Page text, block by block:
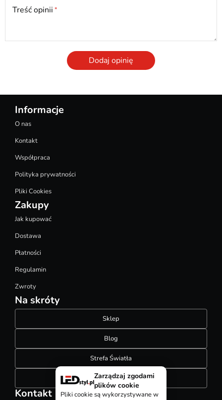
Treść opinii
Dodaj opinię
Informacje
O nas
Kontakt
Współpraca
Polityka prywatności
Pliki Cookies
Zakupy
Jak kupować
Dostawa
Płatności
Regulamin
Zwroty
Na skróty
Sklep
Blog
Strefa Światła
Konfigurator szynoprzewodów
Kontakt
Zarządzaj zgodami
plików cookie
Pliki cookie są wykorzystywane w